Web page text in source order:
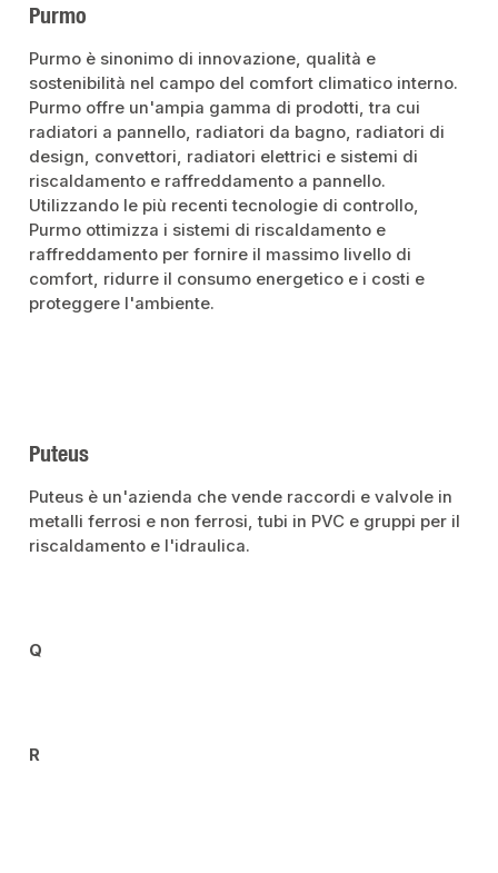
Purmo
Purmo è sinonimo di innovazione, qualità e
sostenibilità nel campo del comfort climatico interno.
Purmo offre un'ampia gamma di prodotti, tra cui
radiatori a pannello, radiatori da bagno, radiatori di
design, convettori, radiatori elettrici e sistemi di
riscaldamento e raffreddamento a pannello.
Utilizzando le più recenti tecnologie di controllo,
Purmo ottimizza i sistemi di riscaldamento e
raffreddamento per fornire il massimo livello di
comfort, ridurre il consumo energetico e i costi e
proteggere l'ambiente.
Puteus
Puteus è un'azienda che vende raccordi e valvole in
metalli ferrosi e non ferrosi, tubi in PVC e gruppi per il
riscaldamento e l'idraulica.
Q
R